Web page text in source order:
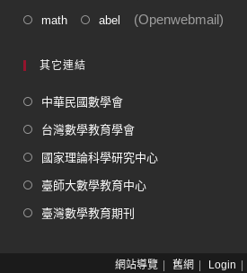
math abel (Openwebmail)
其它連結
中華民國數學會
台灣數學教育學會
國家理論科學研究中心
臺師大數學教育中心
臺灣數學教育期刊
網站導覽 舊網 Login